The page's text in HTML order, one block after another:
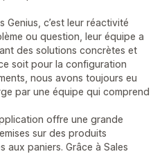
Genius, c’est leur réactivité
ou question, leur équipe a
des solutions concrètes et
soit pour la configuration
nous avons toujours eu
par une équipe qui comprend
offre une grande
sur des produits
aux paniers. Grâce à Sales